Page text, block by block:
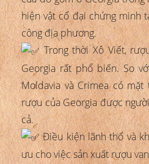
hiện vật cổ đại chứng minh
công địa phương.
Trong thời Xô Viết,
Georgia rất phổ biến. So
Moldavia và Crimea có
rượu của Georgia được
cả.
Điều kiện lãnh thổ và
ưu cho việc sản xuất rượu